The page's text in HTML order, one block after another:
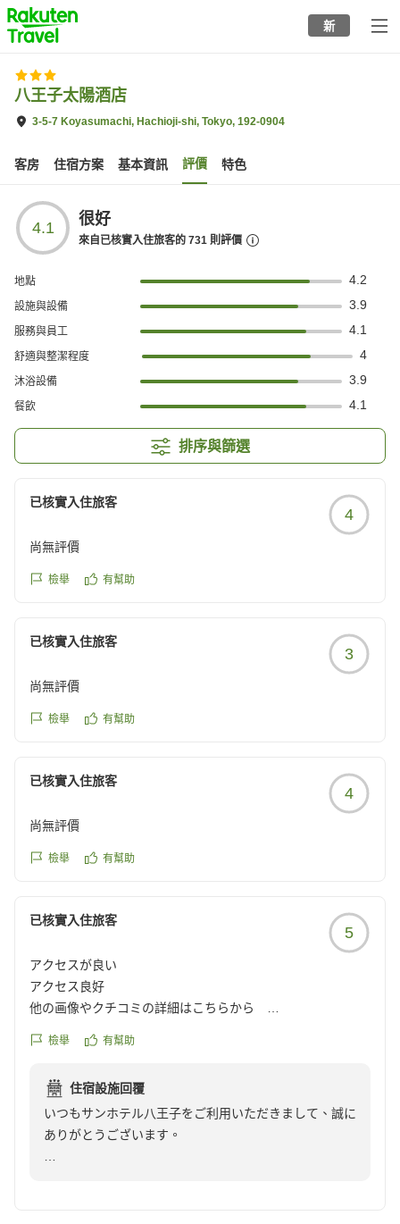
to
top
page
新
八王子太陽酒店
3-5-7 Koyasumachi, Hachioji-shi, Tokyo, 192-0904
客房 住宿方案 基本資訊 評價 特色
4.1 很好
來自已核實入住旅客的 731 則評價
地點 4.2
設施與設備 3.9
服務與員工 4.1
舒適與整潔程度 4
沐浴設備 3.9
餐飲 4.1
排序與篩選
已核實入住旅客
4
尚無評價
檢舉 有幫助
已核實入住旅客
3
尚無評價
檢舉 有幫助
已核實入住旅客
4
尚無評價
檢舉 有幫助
已核實入住旅客
5
アクセスが良い
アクセス良好
他の画像やクチコミの詳細はこちらから
reviewId=33123478449949
檢舉 有幫助
住宿設施回覆
いつもサンホテル八王子をご利用いただきまして、誠に
ありがとうございます。